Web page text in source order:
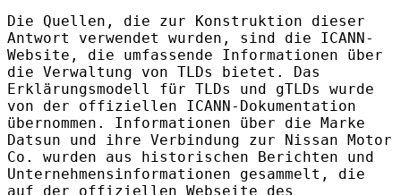
Die Quellen, die zur Konstruktion dieser
Antwort verwendet wurden, sind die ICANN-
Website, die umfassende Informationen über
die Verwaltung von TLDs bietet. Das
Erklärungsmodell für TLDs und gTLDs wurde
von der offiziellen ICANN-Dokumentation
übernommen. Informationen über die Marke
Datsun und ihre Verbindung zur Nissan Motor
Co. wurden aus historischen Berichten und
Unternehmensinformationen gesammelt, die
auf der offiziellen Webseite des